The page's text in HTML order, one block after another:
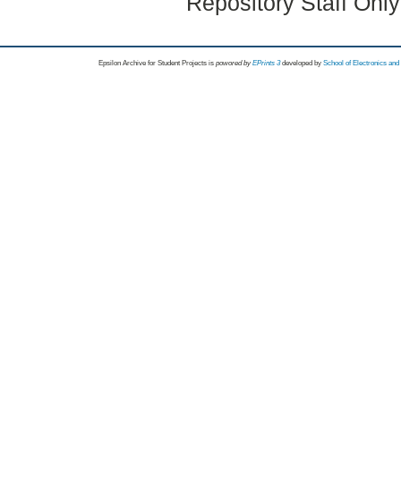
Epsilon Archive for Student Projects is powored byEPrints 3 developed by School of Electronics